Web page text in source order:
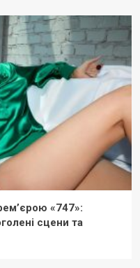
«747»:
сцени та